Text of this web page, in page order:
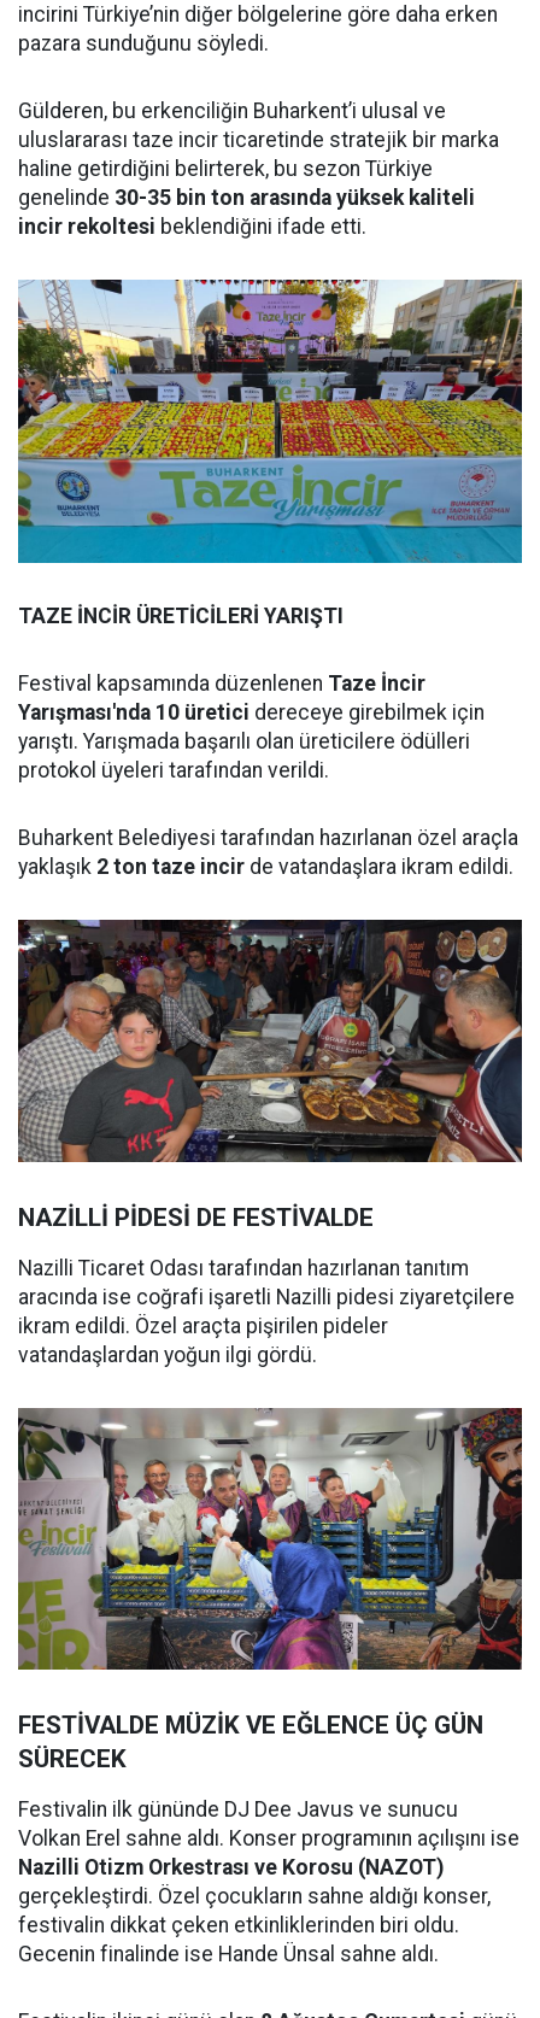
incirini Türkiye’nin diğer bölgelerine göre daha erken
pazara sunduğunu söyledi.
Gülderen, bu erkenciliğin Buharkent’i ulusal ve
uluslararası taze incir ticaretinde stratejik bir marka
haline getirdiğini belirterek, bu sezon Türkiye
genelinde 30-35 bin ton arasında yüksek kaliteli
incir rekoltesi beklendiğini ifade etti.
TAZE İNCİR ÜRETİCİLERİ YARIŞTI
Festival kapsamında düzenlenen Taze İncir
Yarışması'nda 10 üretici dereceye girebilmek için
yarıştı. Yarışmada başarılı olan üreticilere ödülleri
protokol üyeleri tarafından verildi.
Buharkent Belediyesi tarafından hazırlanan özel araçla
yaklaşık 2 ton taze incir de vatandaşlara ikram edildi.
NAZİLLİ PİDESİ DE FESTİVALDE
Nazilli Ticaret Odası tarafından hazırlanan tanıtım
aracında ise coğrafi işaretli Nazilli pidesi ziyaretçilere
ikram edildi. Özel araçta pişirilen pideler
vatandaşlardan yoğun ilgi gördü.
FESTİVALDE MÜZİK VE EĞLENCE ÜÇ GÜN
SÜRECEK
Festivalin ilk gününde DJ Dee Javus ve sunucu
Volkan Erel sahne aldı. Konser programının açılışını ise
Nazilli Otizm Orkestrası ve Korosu (NAZOT)
gerçekleştirdi. Özel çocukların sahne aldığı konser,
festivalin dikkat çeken etkinliklerinden biri oldu.
Gecenin finalinde ise Hande Ünsal sahne aldı.